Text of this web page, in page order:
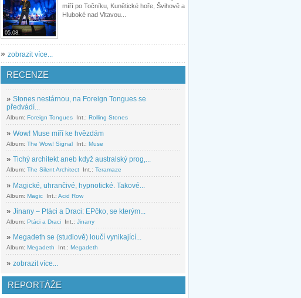
05.08.
míří po Točníku, Kunětické hoře, Švihově a
Hluboké nad Vltavou...
» zobrazit více...
RECENZE
» Stones nestárnou, na Foreign Tongues se
předvádí...
Album: Foreign Tongues Int.: Rolling Stones
» Wow! Muse míří ke hvězdám
Album: The Wow! Signal Int.: Muse
» Tichý architekt aneb když australský prog,...
Album: The Silent Architect Int.: Teramaze
» Magické, uhrančivé, hypnotické. Takové...
Album: Magic Int.: Acid Row
» Jinany – Ptáci a Draci: EPčko, se kterým...
Album: Ptáci a Draci Int.: Jinany
» Megadeth se (studiově) loučí vynikající...
Album: Megadeth Int.: Megadeth
» zobrazit více...
REPORTÁŽE